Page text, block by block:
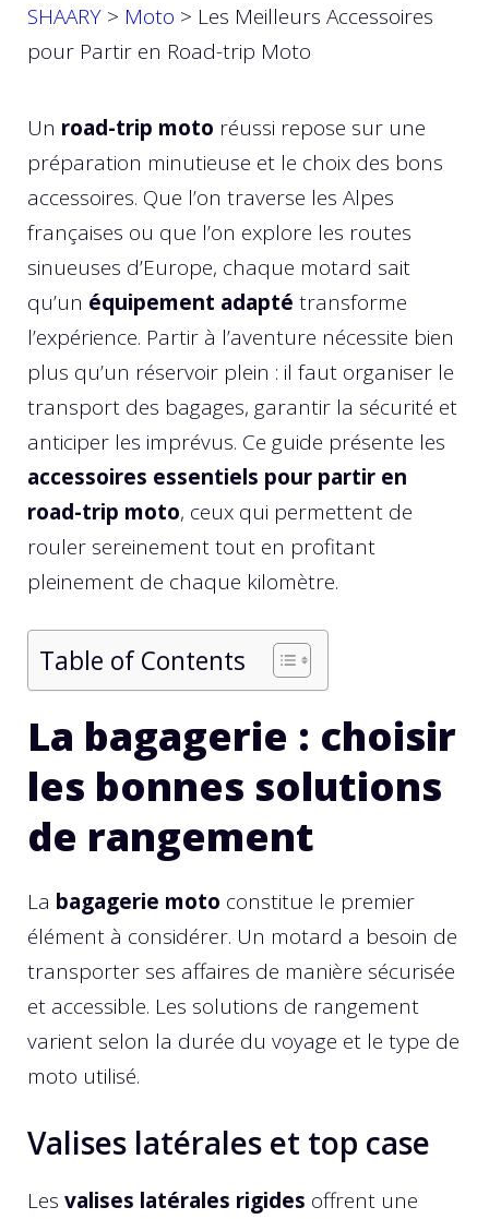
SHAARY > Moto > Les Meilleurs Accessoires
pour Partir en Road-trip Moto
Un road-trip moto réussi repose sur une
préparation minutieuse et le choix des bons
accessoires. Que l’on traverse les Alpes
françaises ou que l’on explore les routes
sinueuses d’Europe, chaque motard sait
qu’un équipement adapté transforme
l’expérience. Partir à l’aventure nécessite bien
plus qu’un réservoir plein : il faut organiser le
transport des bagages, garantir la sécurité et
anticiper les imprévus. Ce guide présente les
accessoires essentiels pour partir en
road-trip moto, ceux qui permettent de
rouler sereinement tout en profitant
pleinement de chaque kilomètre.
Table of Contents
La bagagerie : choisir
les bonnes solutions
de rangement
La bagagerie moto constitue le premier
élément à considérer. Un motard a besoin de
transporter ses affaires de manière sécurisée
et accessible. Les solutions de rangement
varient selon la durée du voyage et le type de
moto utilisé.
Valises latérales et top case
Les valises latérales rigides offrent une